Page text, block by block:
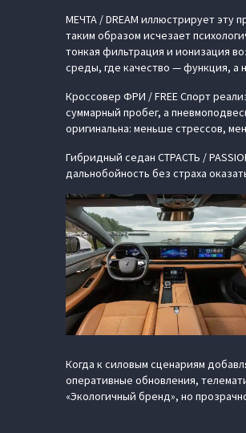
МЕЧТА / DREAM иллюстрирует эту
таким образом исчезает
тонкая фильтрация и ионизация
среды, где качество — функция, а
Кроссовер ФРИ / FREE Спорт
суммарный пробег, а
оригинальна: меньше стрессов,
Гибридный седан СТРАСТЬ /
дальнобойность без страха
Когда к силовым сценариям
оперативные обновления,
«Экологичный бренд», но